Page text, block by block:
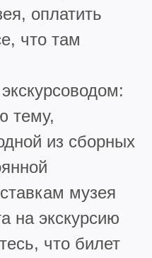
оплатить
что там
тему,
из сборных
музея
на экскурсию
что билет